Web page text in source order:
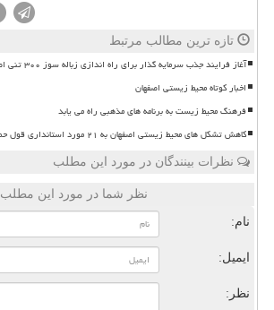
تازه ترین مطالب مرتبط
آغاز فرایند جذب سرمایه گذار برای راه اندازی زباله سوز ۳۰۰ تنی اصفهان
اخبار کوتاه محیط زیستی اصفهان
فرهنگ محیط زیست به برنامه های مذهبی راه می یابد
کاهش تشکل های محیط زیستی اصفهان به ۲۱ مورد استانداری قول حمایت داد
نظرات بینندگان در مورد این مطلب
نظر شما در مورد این مطلب
نام:
ایمیل:
نظر: